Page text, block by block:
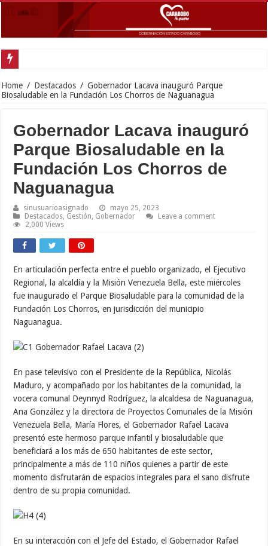
Home / Destacados / Gobernador Lacava inauguró Parque
Biosaludable en la Fundación Los Chorros de Naguanagua
Gobernador Lacava inauguró
Parque Biosaludable en la
Fundación Los Chorros de
Naguanagua
sinusuarioasignado
mayo 25, 2023
Destacados Gestión Gobernador
Leave a comment
2,000 Views
En articulación perfecta entre el pueblo organizado, el Ejecutivo
Regional, la alcaldía y la Misión Venezuela Bella, este miércoles
fue inaugurado el Parque Biosaludable para la comunidad de la
Fundación Los Chorros, en jurisdicción del municipio
Naguanagua.
En pase televisivo con el Presidente de la República, Nicolás
Maduro, y acompañado por los habitantes de la comunidad, la
vocera comunal Deynnyd Rodríguez, la alcaldesa de Naguanagua,
Ana González y la directora de Proyectos Comunales de la Misión
Venezuela Bella, María Flores, el Gobernador Rafael Lacava
presentó este hermoso parque infantil y biosaludable que
beneficiará a los más de 650 habitantes de este sector,
principalmente a más de 110 niños quienes a partir de este
momento disfrutarán de espacios integrales para el sano disfrute
dentro de su propia comunidad.
En su interacción con el Jefe del Estado, el Gobernador Rafael